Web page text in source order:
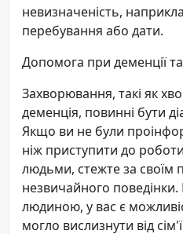
невизначеність,
перебування або дати.
Допомога при деменції
Захворювання, такі як
деменція, повинні бути
Якщо ви не були
ніж приступити до
людьми, стежте за своїм
незвичайного
людиною, у вас є
могло вислизнути від